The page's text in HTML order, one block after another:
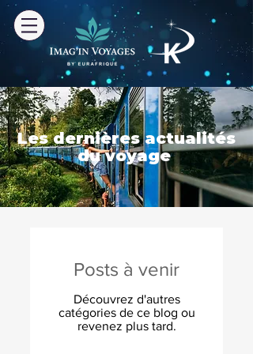
Les dernières actualités
du voyage
Posts à venir
Découvrez d'autres
catégories de ce blog ou
revenez plus tard.